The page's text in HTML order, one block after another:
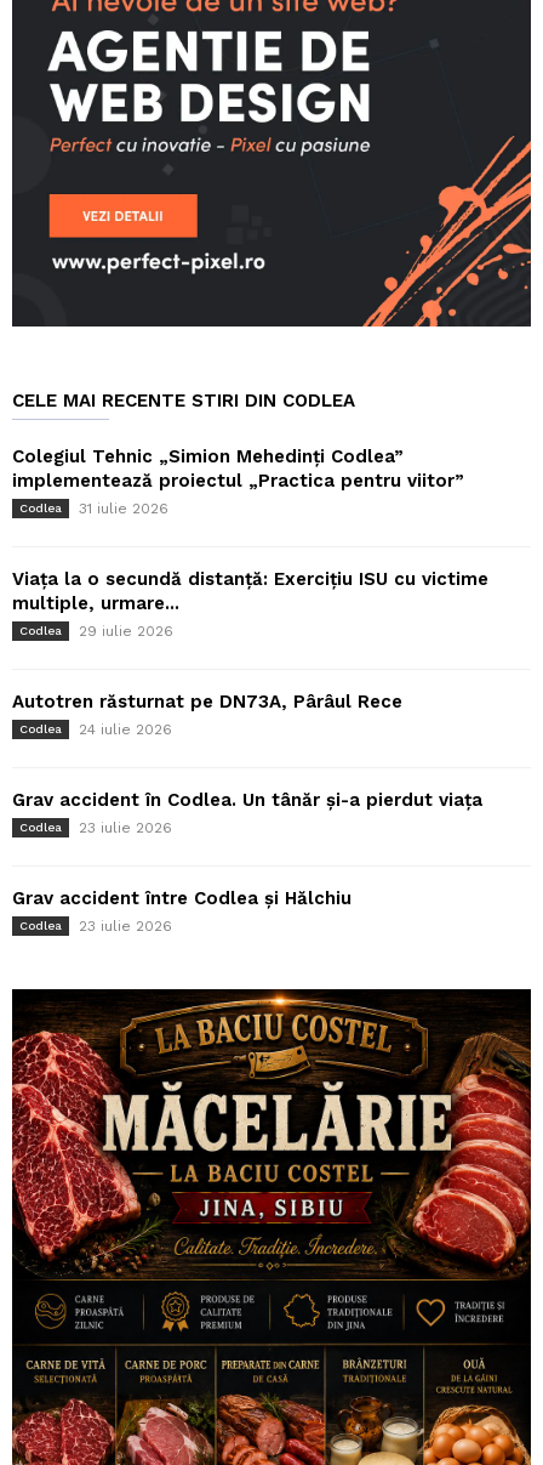
CELE MAI RECENTE STIRI DIN CODLEA
Colegiul Tehnic „Simion Mehedinți Codlea”
implementează proiectul „Practica pentru viitor”
Codlea 31 iulie 2026
Viața la o secundă distanță: Exercițiu ISU cu victime
multiple, urmare...
Codlea 29 iulie 2026
Autotren răsturnat pe DN73A, Pârâul Rece
Codlea 24 iulie 2026
Grav accident în Codlea. Un tânăr și-a pierdut viața
Codlea 23 iulie 2026
Grav accident între Codlea și Hălchiu
Codlea 23 iulie 2026